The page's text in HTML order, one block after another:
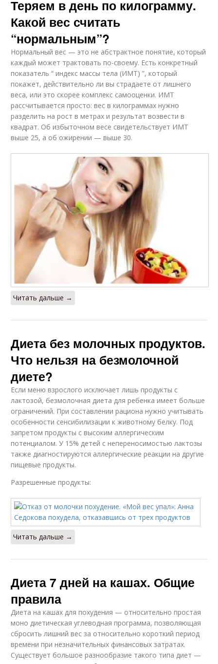
Теряем в день по килограмму.
Какой вес считать
“нормальным”?
Нормальный вес — это не абстрактное понятие, который
каждый может трактовать по-своему. Есть конкретный
показатель “ индекс массы тела (ИМТ) ”, который
покажет, действительно ли вы страдаете от лишнего
веса, или это скорее комплекс самооценки. ИМТ
рассчитывается просто: вес в килограммах нужно
разделить на рост в метрах и результат возвести в
квадрат. Об избыточном весе свидетельствует ИМТ
выше 25, а об ожирении — выше 30.
Читать дальше →
Диета без молочных продуктов.
Что нельзя на безмолочной
диете?
Если меню взрослого исключает лишь продукты с
лактозой, безмолочная диета для ребенка имеет больше
ограничений. При составлении рациона нужно учитывать
особенности сенсибилизации к животному белку. Под
запретом продукты с высоким аллергическим
потенциалом. У 15% детей с непереносимостью лактозы
также диагностируются аллергические реакции на другие
пищевые продукты.
Разрешенные продукты:
Читать дальше →
Диета 7 дней на кашах. Общие
правила
Диета на кашах для похудения — относительно простая
моно диетическая углеводная программа, позволяющая
сбросить лишний вес за относительно короткий период
времени при незначительных финансовых затратах.
Существует большое разнообразие такого типа диет —